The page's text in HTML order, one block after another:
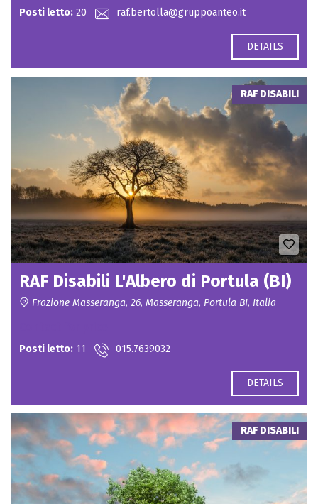
Posti letto: 20 raf.bertolla@gruppoanteo.it
DETAILS
RAF DISABILI
RAF Disabili L'Albero di Portula (BI)
Frazione Masseranga, 26, Masseranga, Portula BI, Italia
Posti letto: 11 015.7639032
DETAILS
RAF DISABILI